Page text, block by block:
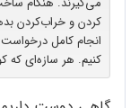
کردن و خراب‌کردن
انجام کامل
کنیم. هر سازه‌ای که